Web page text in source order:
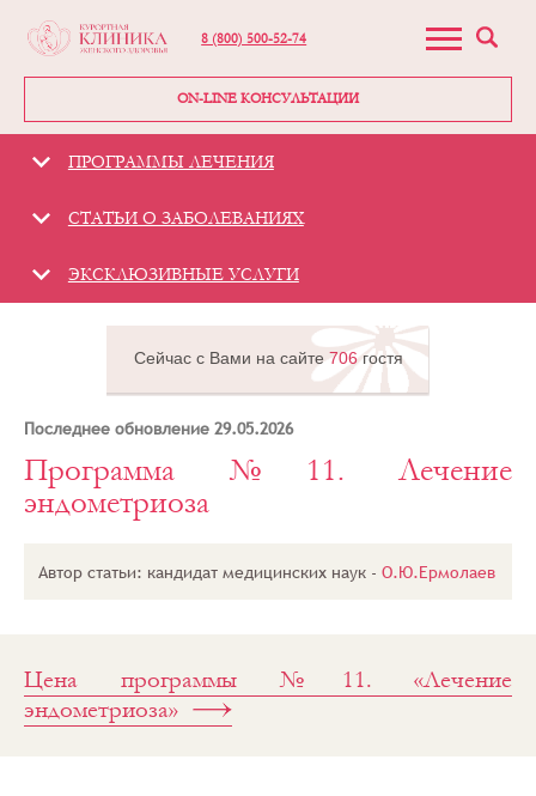
8 (800) 500-52-74
ON-LINE КОНСУЛЬТАЦИИ
ПРОГРАММЫ ЛЕЧЕНИЯ
СТАТЬИ О ЗАБОЛЕВАНИЯХ
ЭКСКЛЮЗИВНЫЕ УСЛУГИ
Сейчас с Вами на сайте706гостя
Последнее обновление 29.05.2026
Гинекологическая
клиника -
«Курортная
клиника женского
лечения
эндометриоза
Программа №11. Лечение
эндометриоза
Автор статьи: кандидат медицинских наук -О.Ю.Ермолаев
Цена программы №11. «Лечение
эндометриоза»